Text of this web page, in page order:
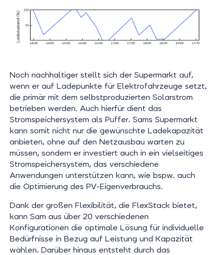
Noch nachhaltiger stellt sich der Supermarkt auf,
wenn er auf Ladepunkte für Elektrofahrzeuge setzt,
die primär mit dem selbstproduzierten Solarstrom
betrieben werden. Auch hierfür dient das
Stromspeichersystem als Puffer. Sams Supermarkt
kann somit nicht nur die gewünschte Ladekapazität
anbieten, ohne auf den Netzausbau warten zu
müssen, sondern er investiert auch in ein vielseitiges
Stromspeichersystem, das verschiedene
Anwendungen unterstützen kann, wie bspw. auch
die Optimierung des PV-Eigenverbrauchs.
Dank der großen Flexibilität, die FlexStack bietet,
kann Sam aus über 20 verschiedenen
Konfigurationen die optimale Lösung für individuelle
Bedürfnisse in Bezug auf Leistung und Kapazität
wählen. Darüber hinaus entsteht durch das